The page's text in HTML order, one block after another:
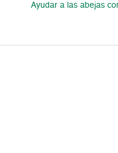
Ayudar a las abejas